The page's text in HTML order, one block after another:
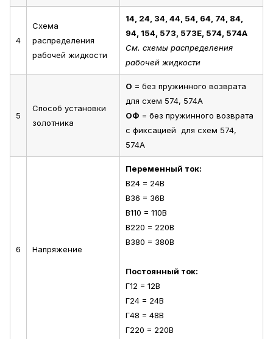
4
Схема
распределения
рабочей жидкости
14, 24, 34, 44, 54, 64, 74, 84,
94, 154, 573, 573Е, 574, 574А
См. схемы распределения
рабочей жидкости
5
Способ установки
золотника
О = без пружинного возврата
для схем 574, 574А
ОФ = без пружинного возврата
с фиксацией для схем 574,
574А
6 Напряжение
Переменный ток:
В24 = 24В
В36 = 36В
В110 = 110В
В220 = 220В
В380 = 380В
Постоянный ток:
Г12 = 12В
Г24 = 24В
Г48 = 48В
Г220 = 220В